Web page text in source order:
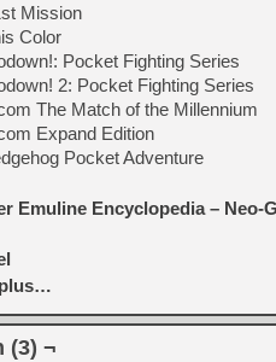
Mission
Color
Pocket Fighting Series
2: Pocket Fighting Series
The Match of the Millennium
Expand Edition
Pocket Adventure
Emuline Encyclopedia – Neo-
(3) ¬